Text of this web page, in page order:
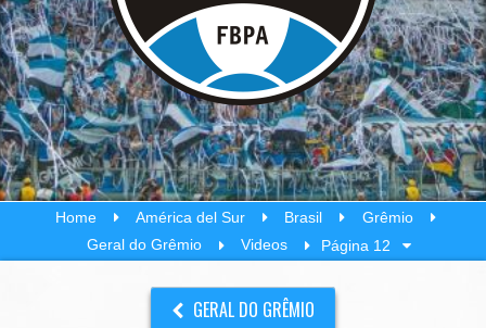
Home América del Sur Brasil
Grêmio
Geral do Grêmio
Videos Página 12
GERAL DO GRÊMIO